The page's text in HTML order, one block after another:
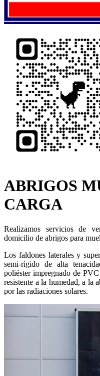
ABRIGOS
CARGA
Realizamos servicios de
domicilio de abrigos para
Los faldones laterales y
semi-rígido de alta
poliéster impregnado de
resistente a la humedad, a la
por las radiaciones solares.